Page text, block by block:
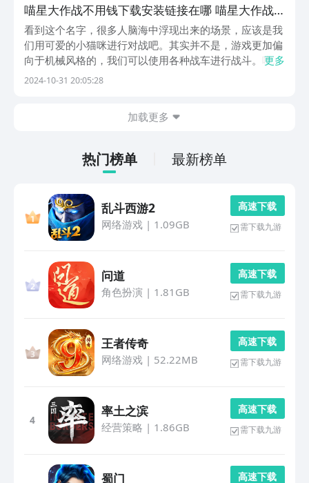
喵星大作战不用钱下载安装链接在哪 喵星大作战
下载免费地址盘点
看到这个名字，很多人脑海中浮现出来的场景，应该是我
们用可爱的小猫咪进行对战吧。其实并不是，游戏更加偏
向于机械风格的，我们可以使用各种战车进行战斗。喵星
大作战免费下载地址在哪各位肯定很想知道吧，那就赶紧
更多
2024-10-31 20:05:28
加载更多
热门榜单 最新榜单
乱斗西游2
网络游戏| 1.09GB
高 速 下 载
需下载九游
问道
角色扮演 | 1.81GB
高 速 下 载
需下载九游
王者传奇
网络游戏| 52.22MB
高 速 下 载
需下载九游
4
率土之滨
经营策略 | 1.86GB
高 速 下 载
需下载九游
蜀门 高 速 下 载